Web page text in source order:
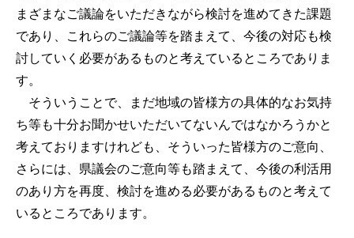
まざまなご議論をいただきながら検討を進めてきた課題
であり、これらのご議論等を踏まえて、今後の対応も検
討していく必要があるものと考えているところでありま
す。
そういうことで、まだ地域の皆様方の具体的なお気持
ち等も十分お聞かせいただいてないんではなかろうかと
考えておりますけれども、そういった皆様方のご意向、
さらには、県議会のご意向等も踏まえて、今後の利活用
のあり方を再度、検討を進める必要があるものと考えて
いるところであります。